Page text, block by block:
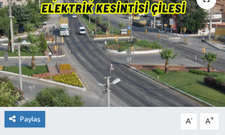
Paylaş A- A+